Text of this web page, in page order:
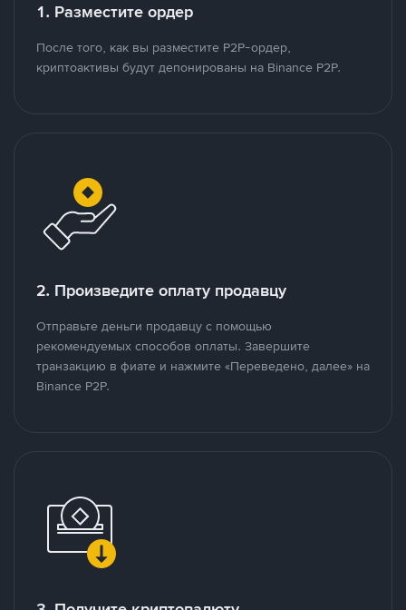
1. Разместите ордер
После того, как вы разместите P2P-ордер,
криптоактивы будут депонированы на Binance P2P.
2. Произведите оплату продавцу
Отправьте деньги продавцу с помощью
рекомендуемых способов оплаты. Завершите
транзакцию в фиате и нажмите «Переведено, далее» на
Binance P2P.